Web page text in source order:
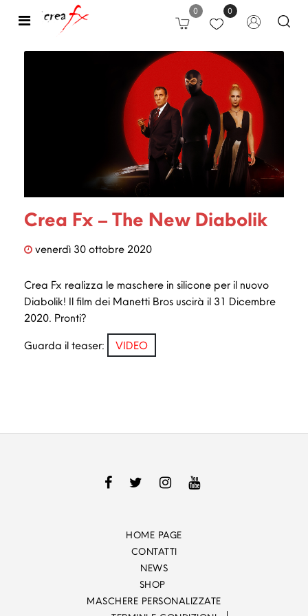
Open 0 0
Crea Fx – The New Diabolik
venerdì 30 ottobre 2020
Crea Fx realizza le maschere in silicone per il nuovo
Diabolik! Il film dei Manetti Bros uscirà il 31 Dicembre
2020. Pronti?
Guarda il teaser:
VIDEO
HOME PAGE
CONTATTI
NEWS
SHOP
MASCHERE PERSONALIZZATE